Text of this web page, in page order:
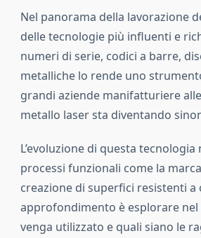
Nel panorama della lavorazione
delle tecnologie più influenti e
numeri di serie, codici a barre,
metalliche lo rende uno
grandi aziende manifatturiere
metallo laser sta diventando
L’evoluzione di questa
processi funzionali come la
creazione di superfici resistenti
approfondimento è esplorare
venga utilizzato e quali siano le